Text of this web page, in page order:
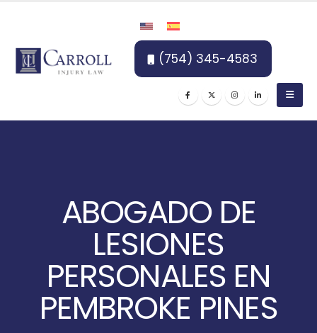
(754) 345-4583
ABOGADO DE
LESIONES
PERSONALES EN
PEMBROKE PINES